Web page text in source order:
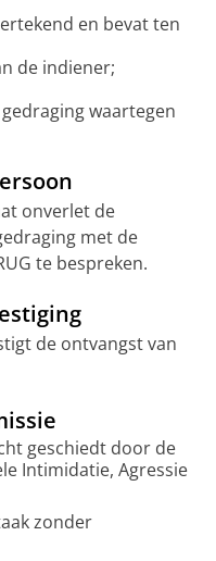
en bevat ten
de indiener;
waartegen
onverlet de
met de
te bespreken.
de ontvangst van
geschiedt door de
Intimidatie, Agressie
zonder